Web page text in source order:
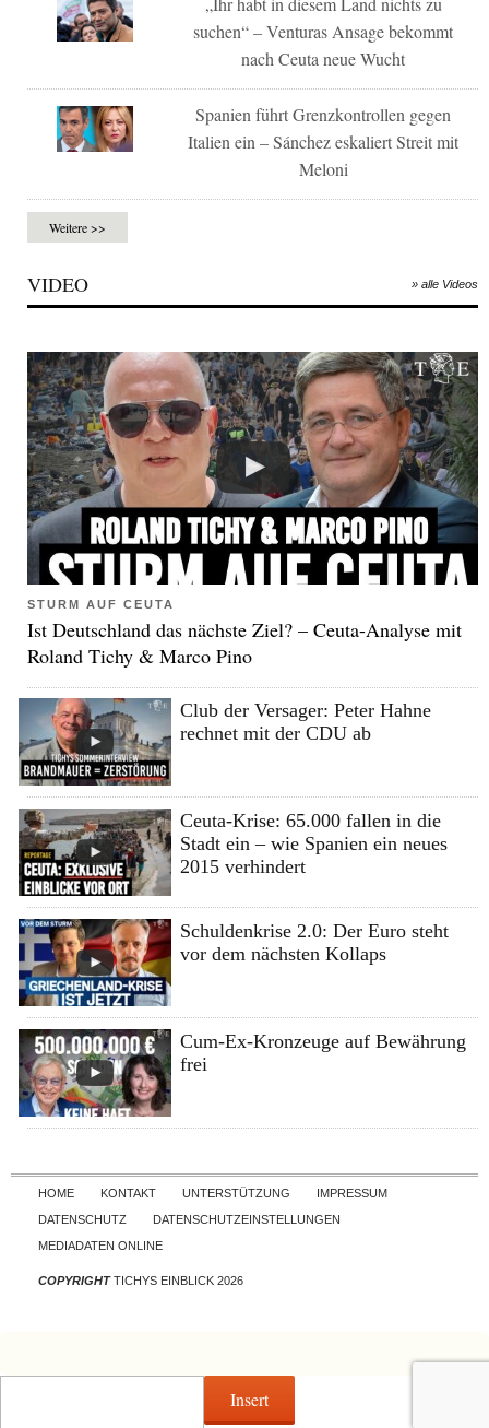
suchen“ – Venturas Ansage bekommt
nach Ceuta neue Wucht
Spanien führt Grenzkontrollen gegen
Italien ein – Sánchez eskaliert Streit mit
Meloni
Weitere >>
VIDEO » alle Videos
STURM AUF CEUTA
Ist Deutschland das nächste Ziel? – Ceuta-Analyse mit
Roland Tichy & Marco Pino
Club der Versager: Peter Hahne
rechnet mit der CDU ab
Ceuta-Krise: 65.000 fallen in die
Stadt ein – wie Spanien ein neues
2015 verhindert
Schuldenkrise 2.0: Der Euro steht
vor dem nächsten Kollaps
Cum-Ex-Kronzeuge auf Bewährung
frei
Skip to content
HOME KONTAKT UNTERSTÜTZUNG
IMPRESSUM
DATENSCHUTZ
DATENSCHUTZEINSTELLUNGEN
MEDIADATEN ONLINE
COPYRIGHTTICHYS EINBLICK 2026
Insert